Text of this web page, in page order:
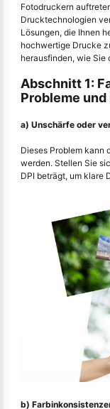
Fotodruckern
Drucktechnologien
Lösungen, die Ihnen
hochwertige Drucke
herausfinden, wie Sie
Abschnitt 1:
Probleme
a) Unschärfe oder
Dieses Problem kann
werden. Stellen Sie
DPI beträgt, um klare
b)